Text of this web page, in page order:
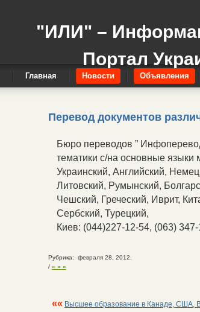
"ИЛИ" –
Портал
Главная Новости Объявления
Перевод документов
Бюро переводов ”
тематики с/на основные языки
Украинский, Английский,
Литовский, Румынский,
Чешский, Греческий, Иврит,
Сербский, Турецкий,
Киев: (044)227-12-54, (063)
Рубрика: февраля 28, 2012.
/ » » »
«« Высшее образование в Канаде, США,